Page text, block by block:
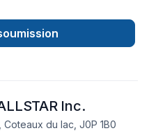
Inc.
Coteaux du lac, J0P 1B0